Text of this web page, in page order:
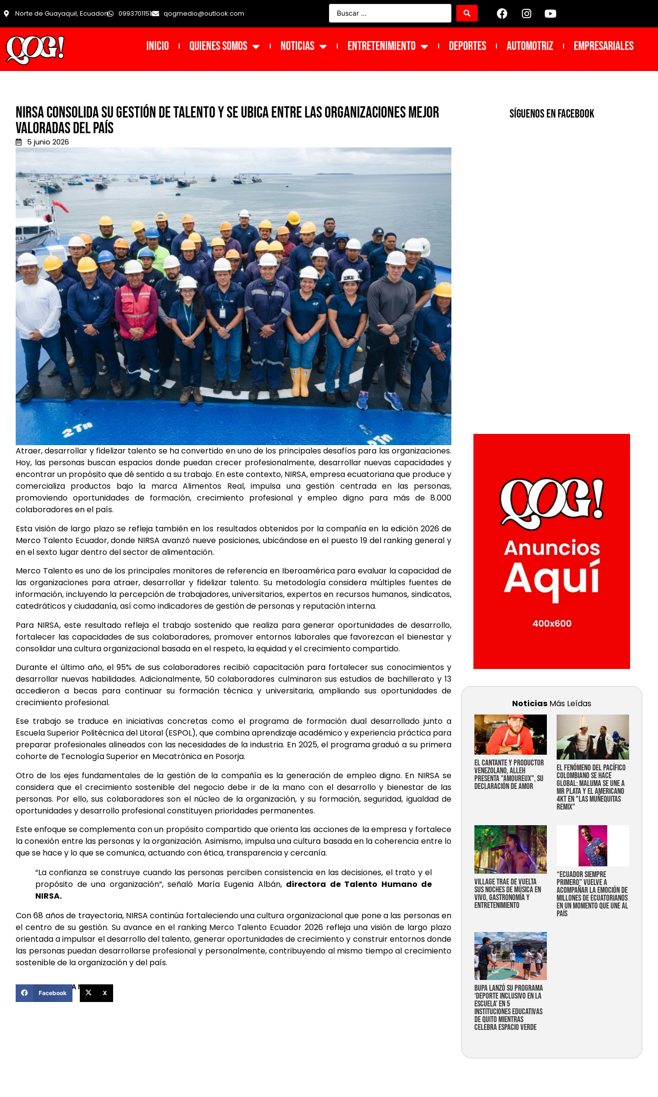
Norte de Guayaquil, Ecuador 0993701151 qogmedio@outlook.com
INICIO Quienes Somos NOTICIAS ENTRETENIMIENTO DEPORTES Automotriz Empresariales
NIRSA consolida su gestión de talento y se ubica entre las organizaciones mejor
valoradas del país
5 junio 2026
Atraer, desarrollar y fidelizar talento se ha convertido en uno de los principales desafíos para las organizaciones.
Hoy, las personas buscan espacios donde puedan crecer profesionalmente, desarrollar nuevas capacidades y
encontrar un propósito que dé sentido a su trabajo. En este contexto, NIRSA, empresa ecuatoriana que produce y
comercializa productos bajo la marca Alimentos Real, impulsa una gestión centrada en las personas,
promoviendo oportunidades de formación, crecimiento profesional y empleo digno para más de 8.000
colaboradores en el país.
Esta visión de largo plazo se refleja también en los resultados obtenidos por la compañía en la edición 2026 de
Merco Talento Ecuador, donde NIRSA avanzó nueve posiciones, ubicándose en el puesto 19 del ranking general y
en el sexto lugar dentro del sector de alimentación.
Merco Talento es uno de los principales monitores de referencia en Iberoamérica para evaluar la capacidad de
las organizaciones para atraer, desarrollar y fidelizar talento. Su metodología considera múltiples fuentes de
información, incluyendo la percepción de trabajadores, universitarios, expertos en recursos humanos, sindicatos,
catedráticos y ciudadanía, así como indicadores de gestión de personas y reputación interna.
Para NIRSA, este resultado refleja el trabajo sostenido que realiza para generar oportunidades de desarrollo,
fortalecer las capacidades de sus colaboradores, promover entornos laborales que favorezcan el bienestar y
consolidar una cultura organizacional basada en el respeto, la equidad y el crecimiento compartido.
Durante el último año, el 95% de sus colaboradores recibió capacitación para fortalecer sus conocimientos y
desarrollar nuevas habilidades. Adicionalmente, 50 colaboradores culminaron sus estudios de bachillerato y 13
accedieron a becas para continuar su formación técnica y universitaria, ampliando sus oportunidades de
crecimiento profesional.
Ese trabajo se traduce en iniciativas concretas como el programa de formación dual desarrollado junto a
Escuela Superior Politécnica del Litoral (ESPOL), que combina aprendizaje académico y experiencia práctica para
preparar profesionales alineados con las necesidades de la industria. En 2025, el programa graduó a su primera
cohorte de Tecnología Superior en Mecatrónica en Posorja.
Otro de los ejes fundamentales de la gestión de la compañía es la generación de empleo digno. En NIRSA se
considera que el crecimiento sostenible del negocio debe ir de la mano con el desarrollo y bienestar de las
personas. Por ello, sus colaboradores son el núcleo de la organización, y su formación, seguridad, igualdad de
oportunidades y desarrollo profesional constituyen prioridades permanentes.
Este enfoque se complementa con un propósito compartido que orienta las acciones de la empresa y fortalece
la conexión entre las personas y la organización. Asimismo, impulsa una cultura basada en la coherencia entre lo
que se hace y lo que se comunica, actuando con ética, transparencia y cercanía.
“La confianza se construye cuando las personas perciben consistencia en las decisiones, el trato y el
propósito de una organización”, señaló María Eugenia Albán, directora de Talento Humano de
NIRSA.
Con 68 años de trayectoria, NIRSA continúa fortaleciendo una cultura organizacional que pone a las personas en
el centro de su gestión. Su avance en el ranking Merco Talento Ecuador 2026 refleja una visión de largo plazo
orientada a impulsar el desarrollo del talento, generar oportunidades de crecimiento y construir entornos donde
las personas puedan desarrollarse profesional y personalmente, contribuyendo al mismo tiempo al crecimiento
sostenible de la organización y del país.
COMPARTIR ESTA NOTICIA
Facebook X
SíGUENOS EN FACEBOOK
Noticias Más Leídas
EL CANTANTE Y PRODUCTOR
VENEZOLANO, ALLEH
PRESENTA "AMOUREUX", SU
DECLARACIÓN DE AMOR
EL FENÓMENO DEL PACÍFICO
COLOMBIANO SE HACE
GLOBAL: MALUMA SE UNE A
MR PLATA Y EL AMERICANO
4KT EN "LAS MUÑEQUITAS
REMIX"
Village trae de vuelta
sus noches de música en
vivo, gastronomía y
entretenimiento
“Ecuador siempre
primero” vuelve a
acompañar la emoción de
millones de ecuatorianos
en un momento que une al
país
Bupa lanzó su programa
‘Deporte Inclusivo en la
Escuela’ en 5
instituciones educativas
de Quito mientras
celebra espacio verde